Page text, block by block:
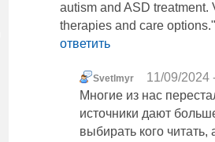
autism and ASD
therapies and care
ответить
Svetlmyr
11/09/2024
Многие из нас
источники дают
выбирать кого читать,